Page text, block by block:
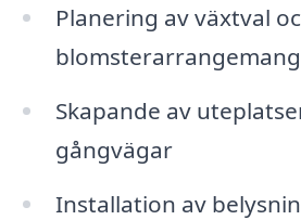
Planering av växtval
blomsterarrangemang
Skapande av
gångvägar
Installation av